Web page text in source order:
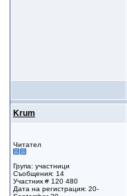
Krum
Читател
Група: участници
Съобщения: 14
Участник # 120 480
Дата на регистрация: 20-